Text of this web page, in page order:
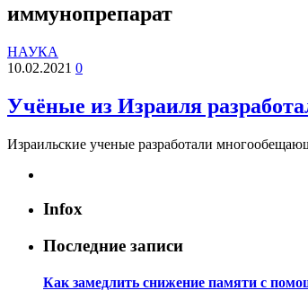
иммунопрепарат
НАУКА
10.02.2021 0
Учёные из Израиля
Израильские ученые разработали
Infox
Последние записи
Как замедлить снижение памяти с